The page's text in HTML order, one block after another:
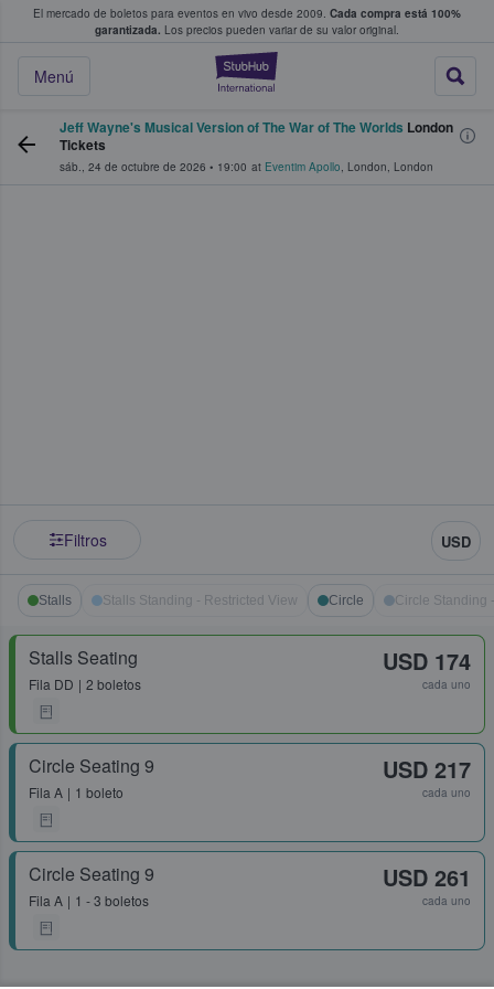
El mercado de boletos para eventos en vivo desde 2009. Cada compra está 100%
garantizada. Los precios pueden variar de su valor original.
StubHub: donde
Menú
fans compran y venden boletos
Jeff Wayne's Musical Version of The War of The Worlds London
Tickets
sáb., 24 de octubre de 2026 • 19:00 at Eventim Apollo, London, London
Filtros USD
Stalls Stalls Standing - Restricted View Circle Circle Standing
Stalls Seating
Fila DD 2 boletos
USD 174
cada uno
Circle Seating 9
Fila A 1 boleto
USD 217
cada uno
Circle Seating 9
Fila A 1 - 3 boletos
USD 261
cada uno